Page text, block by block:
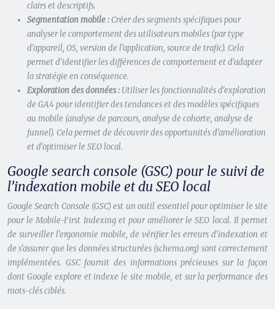
clairs et descriptifs.
Segmentation mobile : Créer des segments spécifiques pour
analyser le comportement des utilisateurs mobiles (par type
d’appareil, OS, version de l’application, source de trafic). Cela
permet d’identifier les différences de comportement et d’adapter
la stratégie en conséquence.
Exploration des données : Utiliser les fonctionnalités d’exploration
de GA4 pour identifier des tendances et des modèles spécifiques
au mobile (analyse de parcours, analyse de cohorte, analyse de
funnel). Cela permet de découvrir des opportunités d’amélioration
et d’optimiser le SEO local.
Google search console (GSC) pour le suivi de
l’indexation mobile et du SEO local
Google Search Console (GSC) est un outil essentiel pour optimiser le site
pour le Mobile-First Indexing et pour améliorer le SEO local. Il permet
de surveiller l’ergonomie mobile, de vérifier les erreurs d’indexation et
de s’assurer que les données structurées (schema.org) sont correctement
implémentées. GSC fournit des informations précieuses sur la façon
dont Google explore et indexe le site mobile, et sur la performance des
mots-clés ciblés.